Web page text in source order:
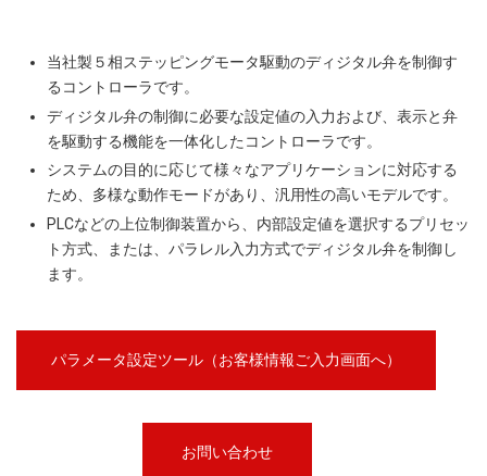
当社製５相ステッピングモータ駆動のディジタル弁を制御す
るコントローラです。
ディジタル弁の制御に必要な設定値の入力および、表示と弁
を駆動する機能を一体化したコントローラです。
システムの目的に応じて様々なアプリケーションに対応する
ため、多様な動作モードがあり、汎用性の高いモデルです。
PLCなどの上位制御装置から、内部設定値を選択するプリセッ
ト方式、または、パラレル入力方式でディジタル弁を制御し
ます。
パラメータ設定ツール（お客様情報ご入力画面へ）
お問い合わせ